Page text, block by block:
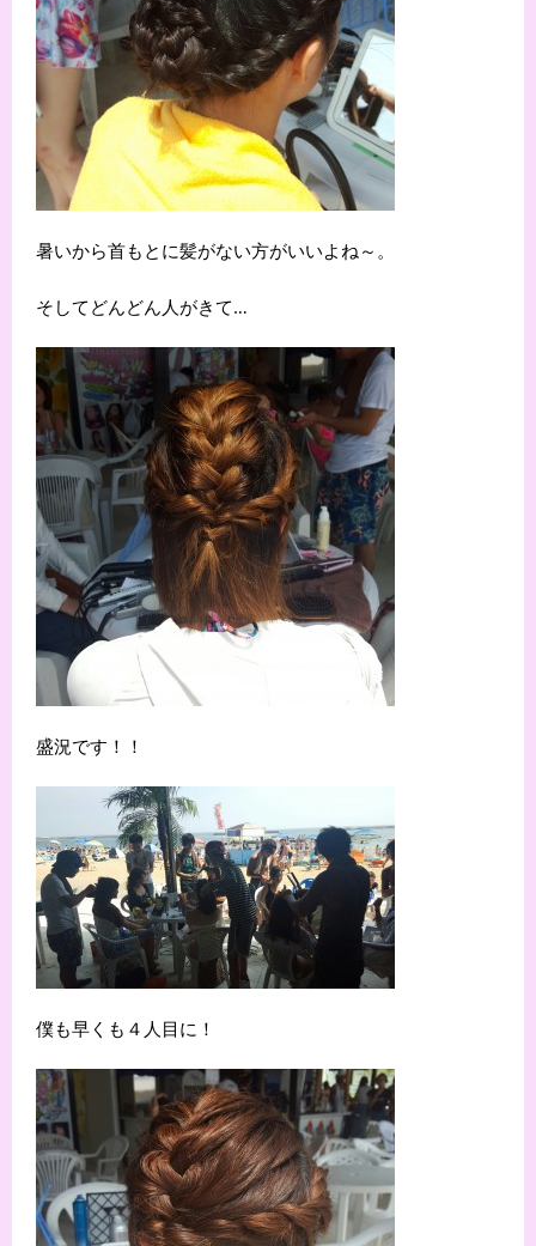
暑いから首もとに髪がない方がいいよね～。
そしてどんどん人がきて…
盛況です！！
僕も早くも４人目に！